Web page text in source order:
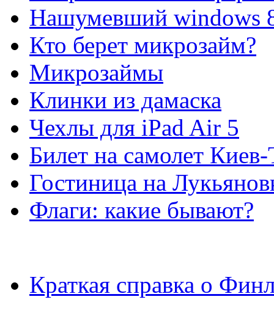
Нашумевший windows
Кто берет микрозайм?
Микрозаймы
Клинки из дамаска
Чехлы для iPad Air 5
Билет на самолет
Гостиница на
Флаги: какие бывают?
Краткая справка о